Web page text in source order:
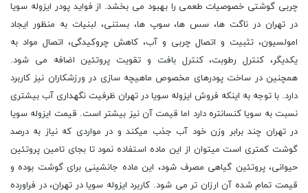
چربی گوشتی خصوصیات طعمی را بهبود می بخشد. از فواید پودر ایزوله سویا
در تهران در ناگت ها، سس ها، سوپ ها، بستنی، لبنیات به منظور ایجاد
امولسیون، تثبیت و اتصال چربی و آب، کاهش چروکیدگی، اتصال مواد به
یکدیگر، کنترل رطوبت، کنترل بافت و تقویت پروتئین اضافه می شود.
همچنین در ساخت پودرهای مخصوص ماهیچه سازی در ورزشکاران نیز کاربرد
دارد. با توجه به اینکه فروش ایزوله سویا در تهران ظرفیت نگهداری آب بیشتری
نسبت به سویا کنسانتره دارد اما قیمت آن نیز بیشتر است. قیمت ایزوله سویا
در تهران چند برابر وزن خود آب جذب میکند و در مواردی که نیاز به درصد
گوشت کمتری است میتوان از این ماده استفاده نمود تا بجای تامین پروتئین
حیوانی، پروتئین گیاهی مصرف شود، این ماده جانشینی برای گوشت بوده و
قیمت تمام شده آن ارزان تر می شود. کاربرد ایزوله سویا در تهران، در فراورده